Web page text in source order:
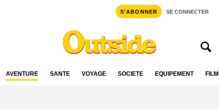
S'ABONNER SE CONNECTER
AVENTURE SANTÉ VOYAGE SOCIÉTÉ ÉQUIPEMENT